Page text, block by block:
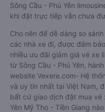
Sông Cầu - Phú Yên
khi đặt trực tiếp vẫn chưa
Cho nên để dễ dàng so
các nhà xe đi, được đảm
nhiều ưu đãi giảm giá vé xe
từ Sông Cầu - Phú Yên,
website Vexere.com- Hệ
và uy tín nhất tại Việt Nam,
bất cứ giao dịch đặt mua vé
Yên Mỹ Tho - Tiền Giang